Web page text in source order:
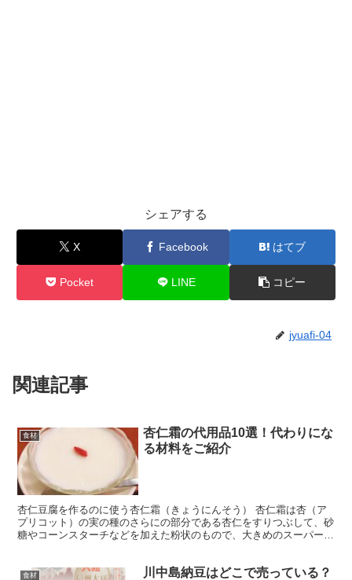
シェアする
X Facebook はてブ
Pocket LINE コピー
jyuafi-04
関連記事
食材
杏仁霜の代用品10選！代わりにな
る材料をご紹介
杏仁豆腐を作るのに使う杏仁霜（きょうにんそう） 杏仁霜は杏（ア
プリコット）の実の種のさらにの部分である杏仁をすりつぶして、砂
糖やコーンスターチなどを加えた粉状のもので、大きめのスーパーで
食材
川中島納豆はどこで売っている？